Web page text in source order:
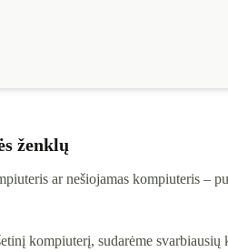
ženklų
ar nešiojamas kompiuteris –
kompiuterį, sudarėme svarbiausių